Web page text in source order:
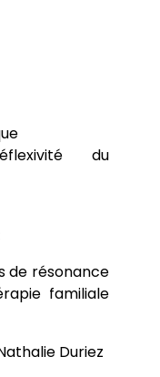
du
de résonance
familiale
Duriez